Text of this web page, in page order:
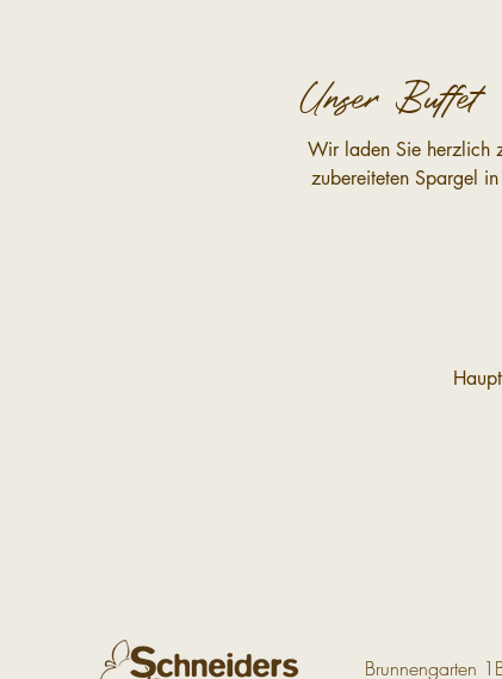
Unser Buffet
Wir laden Sie herzlich
zubereiteten Spargel
Brunnengarten